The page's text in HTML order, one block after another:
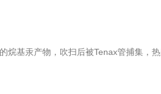
基汞产物，吹扫后被Tenax管捕集，